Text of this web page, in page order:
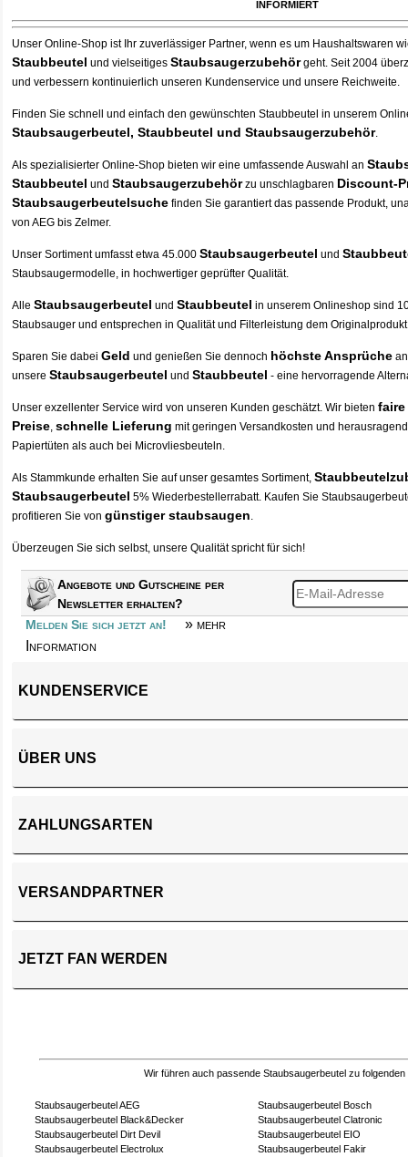
informiert
Unser Online-Shop ist Ihr zuverlässiger Partner, wenn es um Haushaltswaren
Staubbeutel und vielseitigesStaubsaugerzubehörgeht. Seit 2004
und verbessern kontinuierlich unseren Kundenservice und unsere Reichweite.
Finden Sie schnell und einfach den gewünschtenStaubbeutel in unserem
Staubsaugerbeutel,Staubbeutel und Staubsaugerzubehör.
Als spezialisierter Online-Shop bieten wir eine umfassende Auswahl an
Staubbeutel undStaubsaugerzubehörzu unschlagbaren Discount-
Staubsaugerbeutelsuche finden Sie garantiert das passende Produkt,
von AEG bis Zelmer.
Unser Sortiment umfasst etwa 45.000Staubsaugerbeutel und
Staubsaugermodelle, in hochwertiger geprüfter Qualität.
AlleStaubsaugerbeutel undStaubbeutel in unserem Onlineshop sind
Staubsauger und entsprechen in Qualität und Filterleistung dem
Sparen Sie dabeiGeld und genießen Sie dennoch höchste Ansprüche
unsereStaubsaugerbeutel undStaubbeutel - eine hervorragende
Unser exzellenter Service wird von unseren Kunden geschätzt. Wir bieten
Preise,schnelle Lieferung mit geringen Versandkosten und
Papiertüten als auch bei Microvliesbeuteln.
Als Stammkunde erhalten Sie auf unser gesamtes Sortiment,
Staubsaugerbeutel 5% Wiederbestellerrabatt. Kaufen Sie
profitieren Sie vongünstiger staubsaugen.
Überzeugen Sie sich selbst, unsere Qualität spricht für sich!
Angebote und Gutscheine per
Newsletter erhalten?
Melden Sie sich jetzt an!
» mehr
Information
KUNDENSERVICE
ÜBER UNS
ZAHLUNGSARTEN
VERSANDPARTNER
JETZT FAN WERDEN
Wir führen auch passende Staubsaugerbeutel zu folgenden
Staubsaugerbeutel AEG
Staubsaugerbeutel Bosch
Staubsaugerbeutel Black&Decker
Staubsaugerbeutel Clatronic
Staubsaugerbeutel Dirt Devil
Staubsaugerbeutel EIO
Staubsaugerbeutel Electrolux
Staubsaugerbeutel Fakir